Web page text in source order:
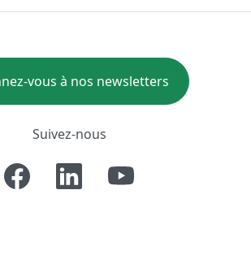
vous à nos newsletters
Suivez-nous